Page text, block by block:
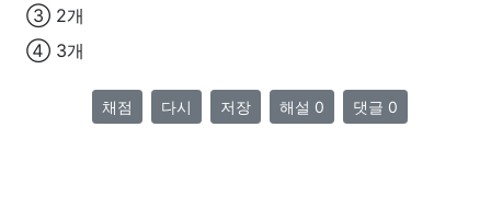
③ 2개
④ 3개
채점 다시 저장 해설 0 댓글 0